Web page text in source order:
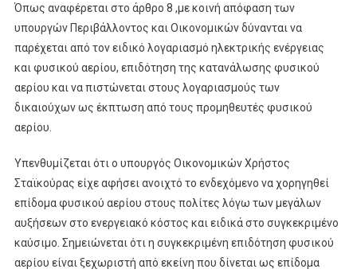
Όπως αναφέρεται στο άρθρο 8 ,με κοινή απόφαση των
υπουργών Περιβάλλοντος και Οικονομικών δύνανται να
παρέχεται από τον ειδικό λογαριασμό ηλεκτρικής ενέργειας
και φυσικού αερίου, επιδότηση της κατανάλωσης φυσικού
αερίου και να πιστώνεται στους λογαριασμούς των
δικαιούχων ως έκπτωση από τους προμηθευτές φυσικού
αερίου.
Υπενθυμίζεται ότι ο υπουργός Οικονομικών Χρήστος
Σταϊκούρας είχε αφήσει ανοιχτό το ενδεχόμενο να χορηγηθεί
επίδομα φυσικού αερίου στους πολίτες λόγω των μεγάλων
αυξήσεων στο ενεργειακό κόστος και ειδικά στο συγκεκριμένο
καύσιμο. Σημειώνεται ότι η συγκεκριμένη επιδότηση φυσικού
αερίου είναι ξεχωριστή από εκείνη που δίνεται ως επίδομα